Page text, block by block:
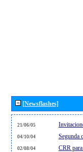
[Newsflashes]
21/06/05
04/10/04 Segunda
02/08/04 CRR